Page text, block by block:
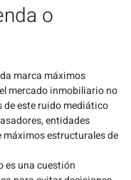
o
marca máximos
mercado inmobiliario no
de este ruido mediático
entidades
estructurales de
es una cuestión